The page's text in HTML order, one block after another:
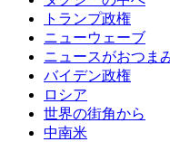
トランプ政権
ニューウェーブ
ニュースがおつま
バイデン政権
ロシア
世界の街角から
中南米